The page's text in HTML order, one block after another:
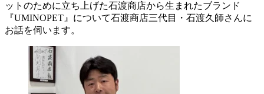
ットのために立ち上げた石渡商店から生まれたブランド
『UMINOPET』について石渡商店三代目・石渡久師さんに
お話を伺います。